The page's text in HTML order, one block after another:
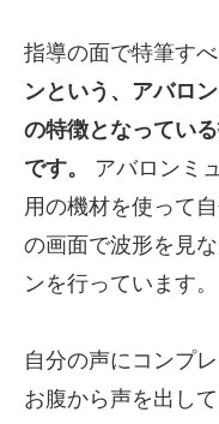
指導の面で特筆すべ
ンという、アバロ
の特徴となってい
です。
アバロンミ
用の機材を使って
の画面で波形を見
ンを行っています。
自分の声にコンプ
お腹から声を出し